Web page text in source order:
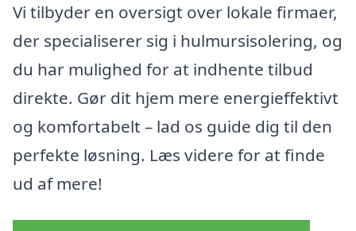
Vi tilbyder en oversigt over lokale firmaer,
der specialiserer sig i hulmursisolering, og
du har mulighed for at indhente tilbud
direkte. Gør dit hjem mere energieffektivt
og komfortabelt – lad os guide dig til den
perfekte løsning. Læs videre for at finde
ud af mere!